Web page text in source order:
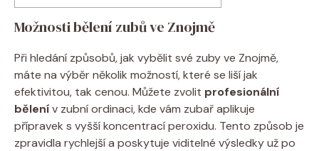
Možnosti bělení zubů ve Znojmě
Při hledání způsobů, jak vybělit své zuby ve Znojmě,
máte na výběr několik možností, které se liší jak
efektivitou, tak cenou. Můžete zvolit profesionální
bělenív zubní ordinaci, kde vám zubař aplikuje
přípravek s vyšší koncentrací peroxidu. Tento způsob je
zpravidla rychlejší a poskytuje viditelné výsledky už po